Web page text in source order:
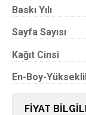
Baskı Yılı
Sayfa Sayısı
Kağıt Cinsi
En-Boy-
FİYAT